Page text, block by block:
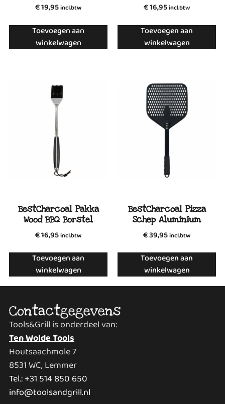
€19,95incl.btw
Toevoegen aan
winkelwagen
€16,95incl.btw
Toevoegen aan
winkelwagen
BestCharcoal Pakka
Wood BBQ Borstel
€16,95incl.btw
Toevoegen aan
winkelwagen
BestCharcoal Pizza
Schep Aluminium
€39,95incl.btw
Toevoegen aan
winkelwagen
Contactgegevens
Tools&Grill is onderdeel van:
Ten Wolde Tools
Houtsaachmole 7
8531 WC, Lemmer
Tel.: +31 514 850 650
info@toolsandgrill.nl